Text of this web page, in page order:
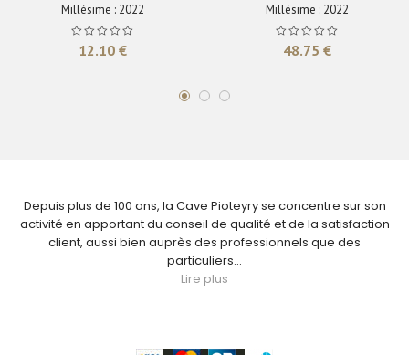
Millésime : 2022
12.10 €
Millésime : 2022
48.75 €
Depuis plus de 100 ans, la Cave Pioteyry se concentre sur son
activité en apportant du conseil de qualité et de la satisfaction
client, aussi bien auprès des professionnels que des
particuliers...
Lire plus